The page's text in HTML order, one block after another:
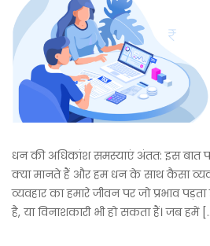
धन की अधिकांश समस्याएं अंतत: इस बात
क्या मानते हैं और हम धन के साथ कैसा
व्यवहार का हमारे जीवन पर जो प्रभाव
है, या विनाशकारी भी हो सकता हैं। जब हमें